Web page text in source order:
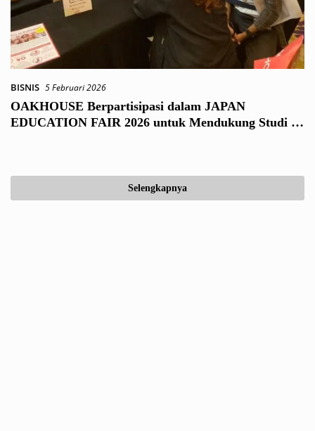
BISNIS 5 Februari 2026
OAKHOUSE Berpartisipasi dalam JAPAN
EDUCATION FAIR 2026 untuk Mendukung Studi di
Selengkapnya